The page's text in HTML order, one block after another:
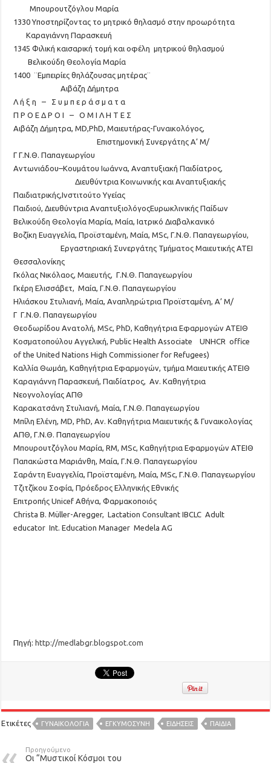
Μπουρουτζόγλου Μαρία
1330 Υποστηρίζοντας το μητρικό θηλασμό στην προωρότητα
Καραγιάννη Παρασκευή
1345 Φιλική καισαρική τομή και οφέλημητρικού θηλασμού
Βελικούδη Θεολογία Μαρία
1400 ¨Εμπειρίες θηλάζουσας μητέρας¨
Αιβάζη Δήμητρα
Λ ή ξ η – Σ υ μ π ε ρ ά σ μ α τ α
Π Ρ Ο Ε Δ Ρ Ο Ι – Ο Μ Ι Λ Η Τ Ε Σ
Αιβάζη Δήμητρα, MD,PhD, Μαιευτήρας-Γυναικολόγος,
Επιστημονική Συνεργάτης Α’ Μ/
Γ Γ.Ν.Θ. Παπαγεωργίου
Aντωνιάδου–Κουμάτου Ιωάννα, Αναπτυξιακή Παιδίατρος,
Διευθύντρια Κοινωνικής και Αναπτυξιακής
Παιδιατρικής,Ινστιτούτο Υγείας
Παιδιού, Διευθύντρια ΑναπτυξιολόγοςΕυρωκλινικής Παίδων
Βελικούδη Θεολογία Μαρία, Μαία, Ιατρικό Διαβαλκανικό
Βοζίκη Ευαγγελία, Προϊσταμένη, Μαία, MSc, Γ.Ν.Θ. Παπαγεωργίου,
Εργαστηριακή Συνεργάτης Τμήματος Μαιευτικής ΑΤΕΙ
Θεσσαλονίκης
Γκόλας Νικόλαος, Μαιευτής, Γ.Ν.Θ. Παπαγεωργίου
Γκέρη Ελισσάβετ, Μαία, Γ.Ν.Θ. Παπαγεωργίου
Ηλιάσκου Στυλιανή, Μαία, Αναπληρώτρια Προϊσταμένη, Α’ Μ/
Γ Γ.Ν.Θ. Παπαγεωργίου
Θεοδωρίδου Ανατολή, MSc, P hD, Καθηγήτρια Εφαρμογών ΑΤΕΙΘ
Κοσματοπούλου Αγγελική, Public Health AssociateUNHCR office
of the United Nations High Commissioner for Refugees)
Καλλία Θωμάη, Καθηγήτρια Εφαρμογών, τμήμα Μαιευτικής ΑΤΕΙΘ
Καραγιάννη Παρασκευή, Παιδίατρος, Αν. Καθηγήτρια
Νεογνολογίας ΑΠΘ
Καρακατσάνη Στυλιανή, Μαία, Γ.Ν.Θ. Παπαγεωργίου
Μπίλη Ελένη, MD, PhD, Αν. Καθηγήτρια Μαιευτικής & Γυναικολογίας
ΑΠΘ, Γ.Ν.Θ. Παπαγεωργίου
Μπουρουτζόγλου Μαρία, RM, MSc, Καθηγήτρια Εφαρμογών ΑΤΕΙΘ
Παπακώστα Μαριάνθη, Μαία, Γ.Ν.Θ. Παπαγεωργίου
Σαράντη Ευαγγελία, Προϊσταμένη, Μαία, MSc, Γ.Ν.Θ. Παπαγεωργίου
Τζιτζίκου Σοφία, Πρόεδρος Eλληνικής Εθνικής
Επιτροπής Unicef Αθήνα, Φαρμακοποιός
Christa B. Müller-Aregger, Lactation Consultant IBCLC Adult
educator Int. Education ManagerMedela AG
Πηγή: http://medlabgr.blogspot.com
Ετικέτες ΓΥΝΑΙΚΟΛΟΓΙΑ ΕΓΚΥΜΟΣΥΝΗ ΕΙΔΉΣΕΙΣ ΠΑΙΔΙΑ
Προηγούμενο
Οι “Μυστικοί Κόσμοι του